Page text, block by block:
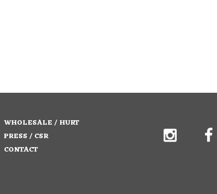
WHOLESALE / HURT
PRESS / CSR
CONTACT